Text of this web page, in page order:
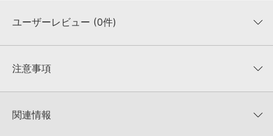
収録ファイル一覧
ユーザーレビュー (0件)
★★★★★
★5
★4
注意事項
KONTAKTフォーマットは、
でお使いいただけます。無償版のKONTAKT PLAYERではお使いい
関連情報